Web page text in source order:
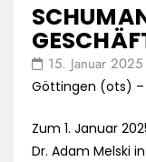
15. Januar 2025
Göttingen (ots) –
Zum 1. Januar
Dr. Adam Melski